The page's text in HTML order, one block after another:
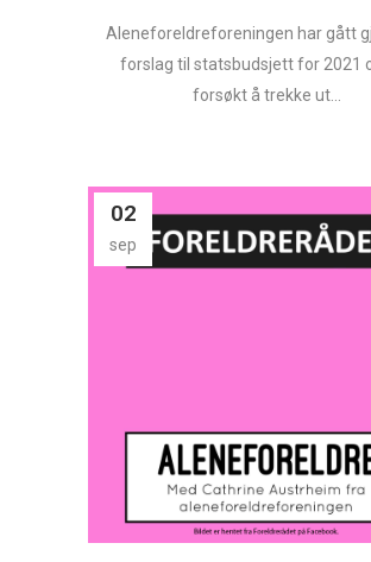
Aleneforeldreforeningen har gått
forslag til statsbudsjett for 2021
forsøkt å trekke ut...
02
sep